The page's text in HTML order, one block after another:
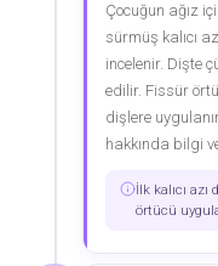
Çocuğun ağız
sürmüş kalıcı
incelenir. Dişte
edilir. Fissür
dişlere
hakkında bilgi
İlk kalıcı
örtücü